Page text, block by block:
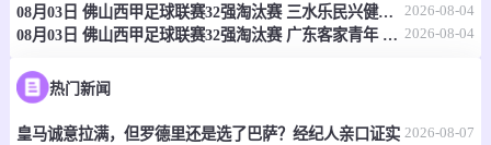
法乙 08-09 02:45 直播中
波城
情报
08月03日 佛山西甲足球联赛32强淘汰赛 三水乐民兴健力宝 VS 中国澳门澳科精英 全场录像 2026-08-04
08月03日 佛山西甲足球联赛32强淘汰赛 广东客家青年 VS 广州英华思力U17 全场录像 2026-08-04
热门新闻
皇马诚意拉满，但罗德里还是选了巴萨？经纪人亲口证实 2026-08-07